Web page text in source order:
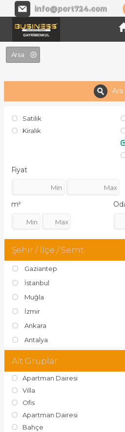
BUSİNESS
info@port724.com
Arsa
Ara
Satılık
Kiralık
Fiyat
m²
Şehir / İlçe / Semt
Gaziantep
İstanbul
Muğla
İzmir
Ankara
Antalya
Alt Gruplar
Apartman Dairesi
Villa
Ofis
Apartman Dairesi
Bahçe